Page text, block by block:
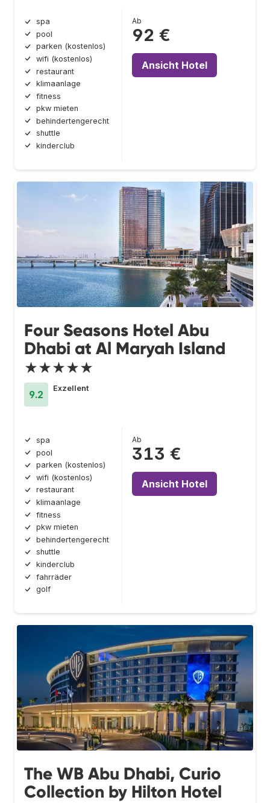
spa
pool
parken (kostenlos)
wifi (kostenlos)
restaurant
klimaanlage
fitness
pkw mieten
behindertengerecht
shuttle
kinderclub
Ab
92 €
Ansicht Hotel
Four Seasons Hotel Abu
Dhabi at Al Maryah Island
★★★★★
9.2
Exzellent
spa
pool
parken (kostenlos)
wifi (kostenlos)
restaurant
klimaanlage
fitness
pkw mieten
behindertengerecht
shuttle
kinderclub
fahrräder
golf
Ab
313 €
Ansicht Hotel
The WB Abu Dhabi, Curio
Collection by Hilton Hotel